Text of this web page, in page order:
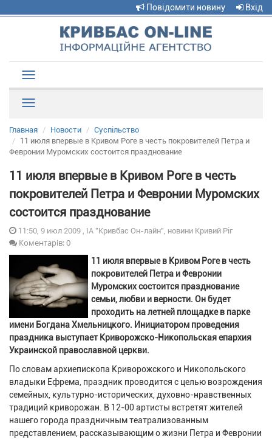
Повідомити новину Вхід
navigation
Главная Новости
Суспільство
11 июля впервые в Кривом Роге в честь покровителей Петра и
Февронии Муромских состоится празднование
11 июля впервые в Кривом Роге в честь
покровителей Петра и Февронии Муромских
состоится празднование
11:50, 9 июл 2009 , ІА "Кривбас Он-лайн", новини Кривий Ріг
Коментарів: 0
11 июля впервые в Кривом Роге в честь
покровителей Петра и Февронии
Муромских состоится празднование
семьи, любви и верности. Он будет
проходить на летней площадке в парке
имени Богдана Хмельницкого. Инициатором проведения
праздника выступает Криворожско-Никопольская епархия
Украинской православной церкви.
По словам архиепископа Криворожского и Никопольского
владыки Ефрема, праздник проводится с целью возрождения
семейных, культурно-исторических, духовно-нравственных
традиций криворожан. В 12-00 артисты встретят жителей
нашего города праздничным театрализованным
представлением, рассказывающим о жизни Петра и Февронии